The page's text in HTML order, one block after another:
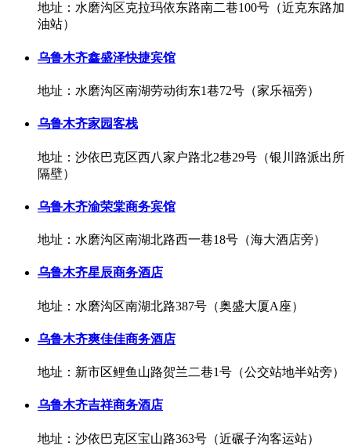
地址：水磨沟区克拉玛依东路南二巷100号（近克东路加
油站）
乌鲁木齐鑫盛泽快捷宾馆
地址：水磨沟区南湖劳动街东1巷72号（家乐福旁）
乌鲁木齐家园客栈
地址：沙依巴克区西八家户路北2巷29号（银川路派出所
隔壁）
乌鲁木齐渝荣棠商务宾馆
地址：水磨沟区南湖北路西一巷18号（海大酒店旁）
乌鲁木齐星辰商务酒店
地址：水磨沟区南湖北路387号（奥盛大厦A座）
乌鲁木齐爽佳佳商务酒店
地址：新市区鲤鱼山路贺兰二巷1号（公交站地半站旁）
乌鲁木齐吉祥商务酒店
地址：沙依巴克区宝山路363号（近碾子沟客运站）